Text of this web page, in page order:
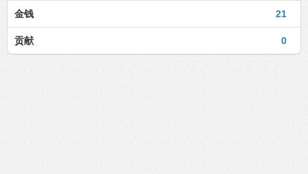
21
金钱
0
贡献